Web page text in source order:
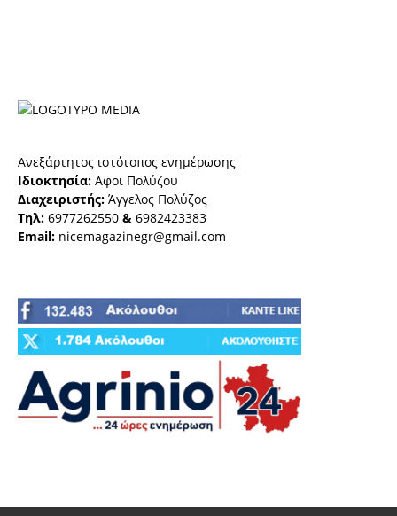
Ανεξάρτητος ιστότοπος ενημέρωσης
Ιδιοκτησία: Αφοι Πολύζου
Διαχειριστής: Άγγελος Πολύζος
Τηλ: 6977262550 & 6982423383
Email: nicemagazinegr@gmail.com